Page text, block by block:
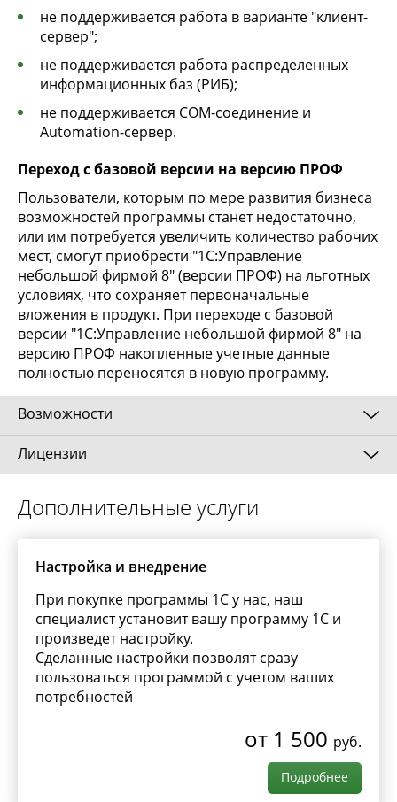
не поддерживается работа в варианте "клиент-
сервер";
не поддерживается работа распределенных
информационных баз (РИБ);
не поддерживается COM-соединение и
Automation-сервер.
Переход с базовой версии на версию ПРОФ
Пользователи, которым по мере развития бизнеса
возможностей программы станет недостаточно,
или им потребуется увеличить количество рабочих
мест, смогут приобрести "1С:Управление
небольшой фирмой 8" (версии ПРОФ) на льготных
условиях, что сохраняет первоначальные
вложения в продукт. При переходе с базовой
версии "1С:Управление небольшой фирмой 8" на
версию ПРОФ накопленные учетные данные
полностью переносятся в новую программу.
Возможности
Готовое комплексное решение для малого
бизнеса;
Для торговых, производственных и сервисных
компаний;
Интеграция с интернет-магазинами;
Подключение торгового оборудования;
Обмен данными с программами
"1С:Бухгалтерия 8" и "1С:Отчетность
Лицензии
Клиентская лицензия
Программная
1 рабочее место 6 300 руб.
5 рабочих мест 21 600
10 рабочих мест
78 000руб.
187 200руб.
Дополнительные услуги
Настройка и внедрение
При покупке программы 1С у нас, наш
специалист установит вашу программу 1С и
произведет настройку.
Сделанные настройки позволят сразу
пользоваться программой с учетом ваших
потребностей
от 1 500 руб.
Подробнее